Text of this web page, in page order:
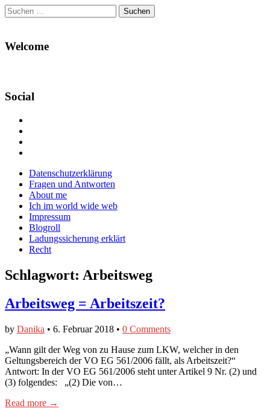
Suchen
nach:
Welcome
Social
Facebook
anzeigen
Twitter
anzeigen
auf
Instagram
anzeigen
Main
menu
Skip
content
Datenschutzerklärung
Fragen und Antworten
About me
Ich im world wide web
Impressum
Blogroll
Ladungssicherung erklärt
Recht
Schlagwort: Arbeitsweg
Arbeitsweg = Arbeitszeit?
by Danika • 6. Februar 2018 • 0 Comments
„Wann gilt der Weg von zu Hause zum LKW, welcher in den
Geltungsbereich der VO EG 561/2006 fällt, als Arbeitszeit?“
Antwort: In der VO EG 561/2006 steht unter Artikel 9 Nr. (2) und
(3) folgendes: „(2) Die von…
Read more →